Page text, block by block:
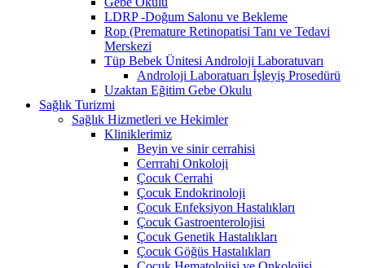
LDRP -Doğum Salonu ve Bekleme
Rop (Premature Retinopatisi Tanı ve Tedavi
Merskezi
Tüp Bebek Ünitesi Androloji Laboratuvarı
Androloji Laboratuarı İşleyiş Prosedürü
Uzaktan Eğitim Gebe Okulu
Sağlık Turizmi
Sağlık Hizmetleri ve Hekimler
Kliniklerimiz
Beyin ve sinir cerrahisi
Cerrrahi Onkoloji
Çocuk Cerrahi
Çocuk Endokrinoloji
Çocuk Enfeksiyon Hastalıkları
Çocuk Gastroenterolojisi
Çocuk Genetik Hastalıkları
Çocuk Göğüs Hastalıkları